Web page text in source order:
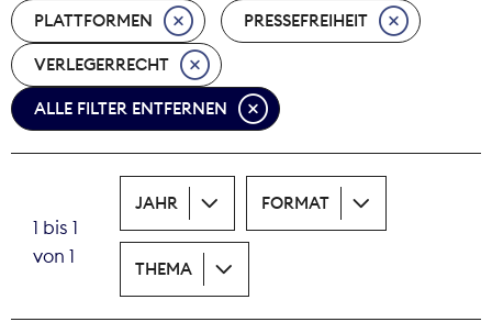
Nova Award
Pressefreiheit
Print
Recht
Tarifpolitik
Theodor-Wolff-Preis
PLATTFORMEN PRESSEFREIHEIT
VERLEGERRECHT
ALLE FILTER ENTFERNEN
1 bis 1
von 1
JAHR FORMAT
THEMA